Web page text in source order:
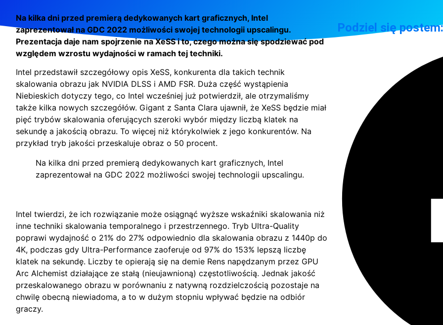
Na kilka dni przed premierą dedykowanych kart graficznych, Intel
zaprezentował na GDC 2022 możliwości swojej technologii upscalingu.
Prezentacja daje nam spojrzenie na XeSS i to, czego można się spodziewać pod
względem wzrostu wydajności w ramach tej techniki.
Intel przedstawił szczegółowy opis XeSS, konkurenta dla takich technik
skalowania obrazu jak NVIDIA DLSS i AMD FSR. Duża część wystąpienia
Niebieskich dotyczy tego, co Intel wcześniej już potwierdził, ale otrzymaliśmy
także kilka nowych szczegółów. Gigant z Santa Clara ujawnił, że XeSS będzie miał
pięć trybów skalowania oferujących szeroki wybór między liczbą klatek na
sekundę a jakością obrazu. To więcej niż którykolwiek z jego konkurentów. Na
przykład tryb jakości przeskaluje obraz o 50 procent.
Na kilka dni przed premierą dedykowanych kart graficznych, Intel
zaprezentował na GDC 2022 możliwości swojej technologii upscalingu.
Intel twierdzi, że ich rozwiązanie może osiągnąć wyższe wskaźniki skalowania niż
inne techniki skalowania temporalnego i przestrzennego. Tryb Ultra-Quality
poprawi wydajność o 21% do 27% odpowiednio dla skalowania obrazu z 1440p do
4K, podczas gdy Ultra-Performance zaoferuje od 97% do 153% lepszą liczbę
klatek na sekundę. Liczby te opierają się na demie Rens napędzanym przez GPU
Arc Alchemist działające ze stałą (nieujawnioną) częstotliwością. Jednak jakość
przeskalowanego obrazu w porównaniu z natywną rozdzielczością pozostaje na
chwilę obecną niewiadoma, a to w dużym stopniu wpływać będzie na odbiór
graczy.
Podziel się postem: